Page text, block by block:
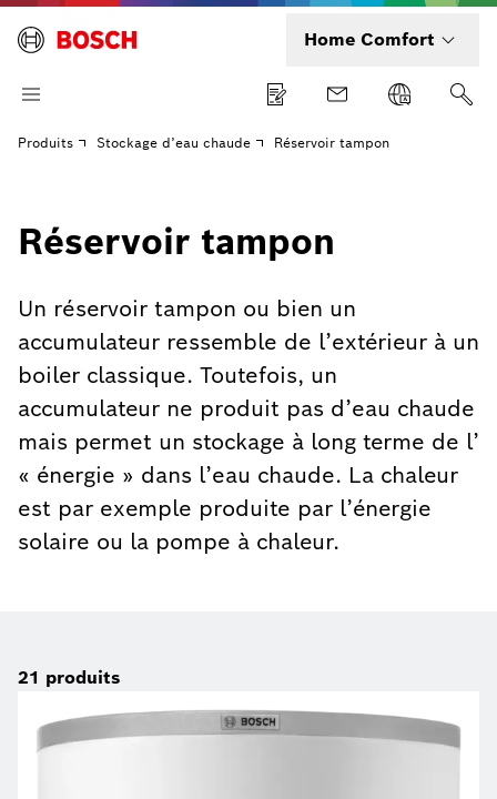
Home Comfort
Produits Stockage d’eau chaude Réservoir tampon
Réservoir tampon
Un réservoir tampon ou bien un
accumulateur ressemble de l’extérieur à un
boiler classique. Toutefois, un
accumulateur ne produit pas d’eau chaude
mais permet un stockage à long terme de l’
« énergie » dans l’eau chaude. La chaleur
est par exemple produite par l’énergie
solaire ou la pompe à chaleur.
21 produits